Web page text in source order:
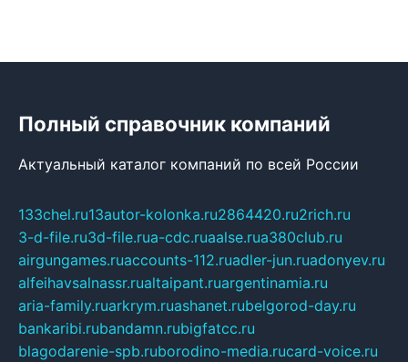
Полный справочник компаний
Актуальный каталог компаний по всей России
133chel.ru13autor-kolonka.ru2864420.ru2rich.ru
3-d-file.ru3d-file.rua-cdc.ruaalse.rua380club.ru
airgungames.ruaccounts-112.ruadler-jun.ruadonyev.ru
alfeihavsalnassr.rualtaipant.ruargentinamia.ru
aria-family.ruarkrym.ruashanet.rubelgorod-day.ru
bankaribi.rubandamn.rubigfatcc.ru
blagodarenie-spb.ruborodino-media.rucard-voice.ru